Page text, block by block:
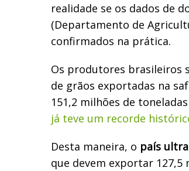
realidade se os dados de
(Departamento de
confirmados na prática.
Os produtores brasileiros
de grãos exportadas na
151,2 milhões de
já teve um recorde
Desta maneira, o país
que devem exportar 127,5